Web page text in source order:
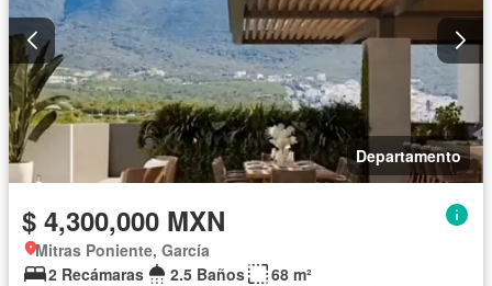
Departamento
$ 4,300,000 MXN
Mitras Poniente, García
2 Recámaras
2.5 Baños
68 m²